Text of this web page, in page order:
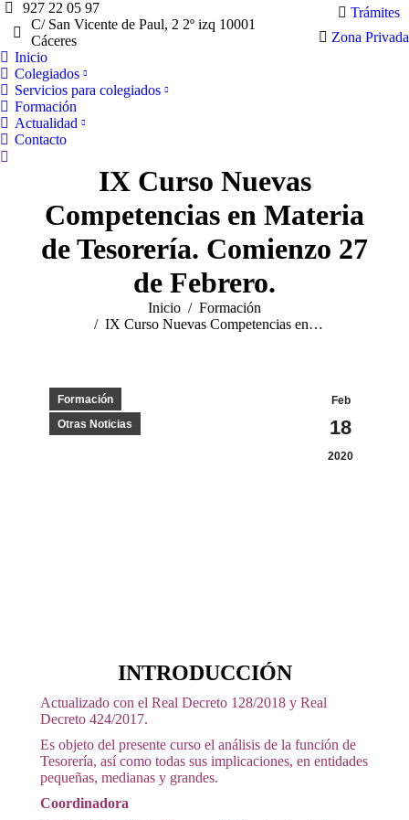
927 22 05 97
C/ San Vicente de Paul, 2 2º izq 10001
Cáceres
Trámites
Zona Privada
Inicio
Colegiados
Servicios para colegiados
Formación
Actualidad
Contacto
Buscar:
IX Curso Nuevas
Competencias en Materia
de Tesorería. Comienzo 27
de Febrero.
Inicio
Formación
IX Curso Nuevas Competencias en…
Feb
18
2020
Formación
Otras Noticias
INTRODUCCIÓN
Actualizado con el Real Decreto 128/2018 y Real
Decreto 424/2017.
Es objeto del presente curso el análisis de la función de
Tesorería, así como todas sus implicaciones, en entidades
pequeñas, medianas y grandes.
Coordinadora